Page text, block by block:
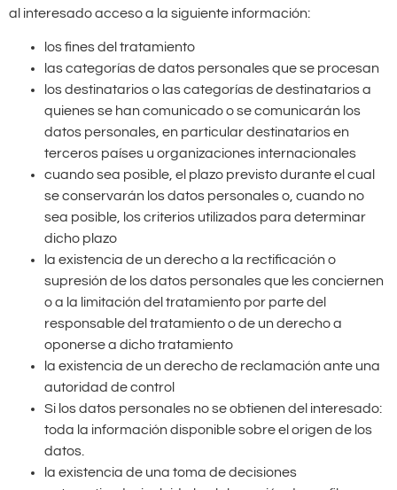
al interesado acceso a la siguiente información:
los fines del tratamiento
las categorías de datos personales que se procesan
los destinatarios o las categorías de destinatarios a
quienes se han comunicado o se comunicarán los
datos personales, en particular destinatarios en
terceros países u organizaciones internacionales
cuando sea posible, el plazo previsto durante el cual
se conservarán los datos personales o, cuando no
sea posible, los criterios utilizados para determinar
dicho plazo
la existencia de un derecho a la rectificación o
supresión de los datos personales que les conciernen
o a la limitación del tratamiento por parte del
responsable del tratamiento o de un derecho a
oponerse a dicho tratamiento
la existencia de un derecho de reclamación ante una
autoridad de control
Si los datos personales no se obtienen del interesado:
toda la información disponible sobre el origen de los
datos.
la existencia de una toma de decisiones